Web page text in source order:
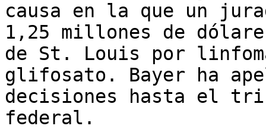
causa en la que un
1,25 millones de
de St. Louis por
glifosato. Bayer ha
decisiones hasta el
federal.